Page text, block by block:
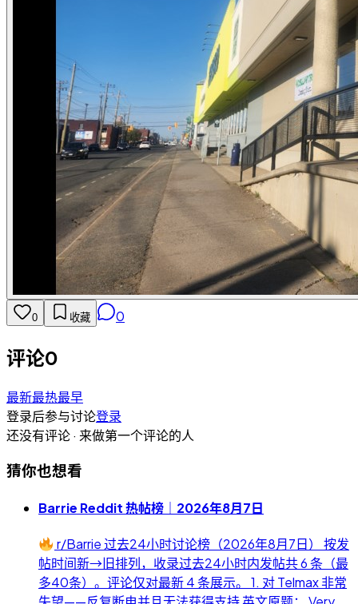
0 收藏 0
评论0
最新最热最早
登录后参与讨论登录
还没有评论 · 来做第一个评论的人
猜你也想看
Barrie Reddit 热帖榜｜2026年8月7日
r/Barrie 过去24小时讨论榜（2026年8月7日） 按发
帖时间新→旧排列，收录过去24小时内发帖共 6 条（最
多40条）。评论仅对最新 4 条展示。 1. 对 Telmax 非常